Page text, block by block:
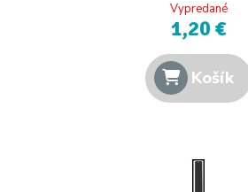
Vypredané
1,20 €
Košík